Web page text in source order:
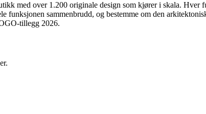
med over 1.200 originale design som kjører i skala. Hver
funksjonen sammenbrudd, og bestemme om den
tillegg 2026.